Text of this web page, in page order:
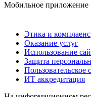
Мобильное приложение
Этика и комплаенс
Оказание услуг
Использование
Защита
Пользовательское
ИТ аккредитация